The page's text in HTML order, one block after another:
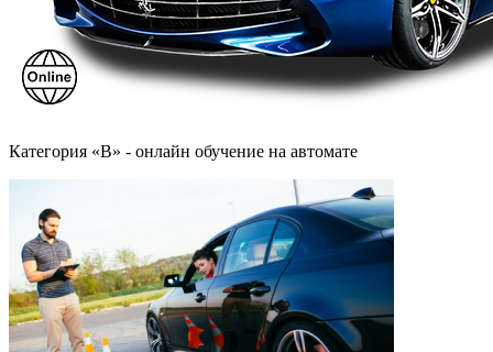
Категория «B» - онлайн обучение на автомате